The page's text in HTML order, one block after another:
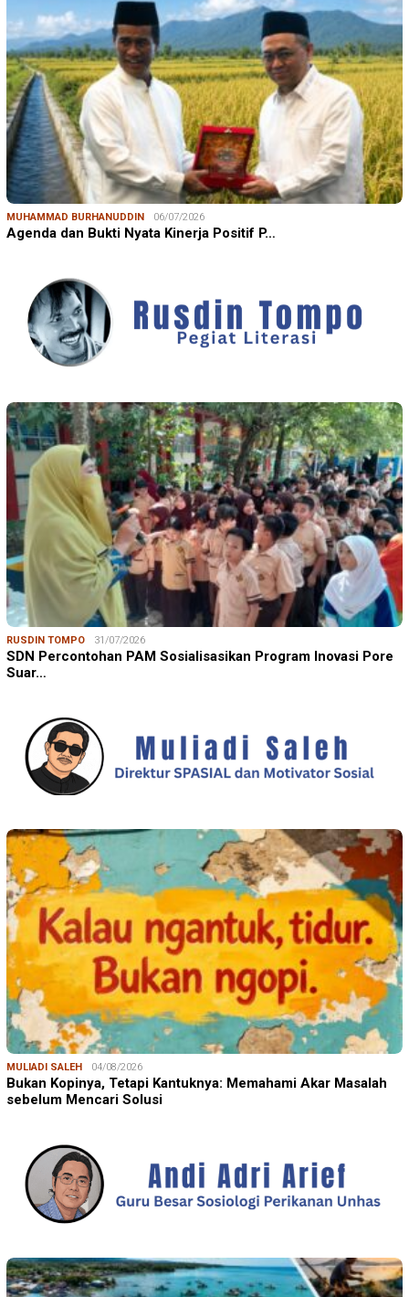
MUHAMMAD BURHANUDDIN 06/07/2026
Agenda dan Bukti Nyata Kinerja Positif P…
RUSDIN TOMPO 31/07/2026
SDN Percontohan PAM Sosialisasikan Program Inovasi Pore
Suar…
MULIADI SALEH 04/08/2026
Bukan Kopinya, Tetapi Kantuknya: Memahami Akar Masalah
sebelum Mencari Solusi